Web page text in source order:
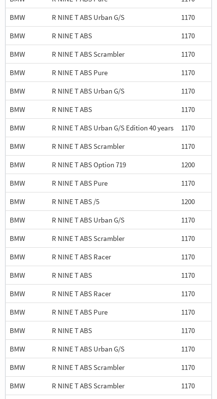
BMW
R NINE T ABS Urban G/S
1170
BMW
R NINE T ABS
1170
BMW
R NINE T ABS Scrambler
1170
BMW
R NINE T ABS Pure
1170
BMW
R NINE T ABS Urban G/S
1170
BMW
R NINE T ABS
1170
BMW
R NINE T ABS Urban G/S Edition 40 years
1170
BMW
R NINE T ABS Scrambler
1170
BMW
R NINE T ABS Option 719
1200
BMW
R NINE T ABS Pure
1170
BMW
R NINE T ABS /5
1200
BMW
R NINE T ABS Urban G/S
1170
BMW
R NINE T ABS Scrambler
1170
BMW
R NINE T ABS Racer
1170
BMW
R NINE T ABS
1170
BMW
R NINE T ABS Racer
1170
BMW
R NINE T ABS Pure
1170
BMW
R NINE T ABS
1170
BMW
R NINE T ABS Urban G/S
1170
BMW
R NINE T ABS Scrambler
1170
BMW
R NINE T ABS Scrambler
1170